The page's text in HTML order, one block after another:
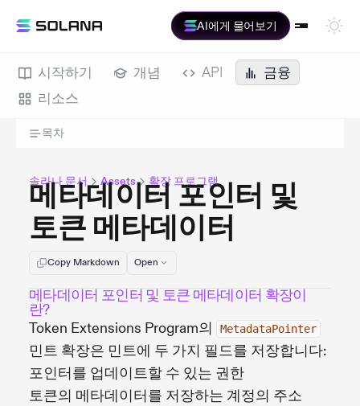
AI에게 물어보기
시작하기 개념 API
금융
리소스
목차
솔라나 문서 Assets 확장 프로그램
메타데이터 포인터 및
토큰 메타데이터
Copy Markdown Open
메타데이터 포인터 및 토큰 메타데이터 확장이
란?
Token Extensions Program의
MetadataPointer
민트 확장은 민트에 두 가지 필드를 저장합니다:
포인터를 업데이트할 수 있는 권한
토큰의 메타데이터를 저장하는 계정의 주소